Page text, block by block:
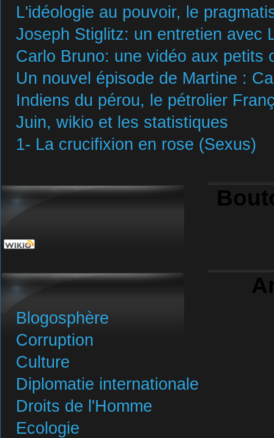
L'idéologie au pouvoir, le
Joseph Stiglitz: un entretien avec
Carlo Bruno: une vidéo aux petits
Un nouvel épisode de Martine :
Indiens du pérou, le pétrolier
Juin, wikio et les statistiques
1- La crucifixion en rose (Sexus)
Blogosphère
Corruption
Culture
Diplomatie internationale
Droits de l'Homme
Ecologie